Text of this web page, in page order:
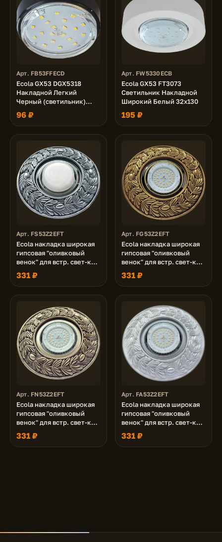
Арт. FB53FFECD
Ecola GX53 DGX5318
Накладной Легкий
Черный (светильник)
18x83
96 ₽
Арт. FW5330ECB
Ecola GX53 FT3073
Светильник Накладной
Широкий Белый 32х130
195 ₽
Арт. FS53Z2EFT
Ecola накладка широкая
гипсовая "оливковый
венок" для встр. свет-ка
GX53 H4 черненое
серебро 23х195
331 ₽
Арт. FG53Z2EFT
Ecola накладка широкая
гипсовая "оливковый
венок" для встр. свет-ка
GX53 H4 черненое золото
23х195
331 ₽
Арт. FN53Z2EFT
Ecola накладка широкая
гипсовая "оливковый
венок" для встр. свет-ка
GX53 H4 черненая бронза
23х195
331 ₽
Арт. FA53Z2EFT
Ecola накладка широкая
гипсовая "оливковый
венок" для встр. свет-ка
GX53 H4 серебро на
белом 23х195
331 ₽